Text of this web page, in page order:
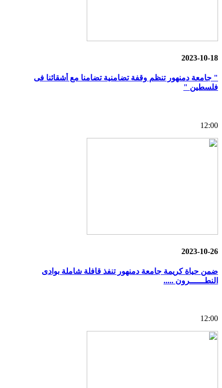
2023-10-18
" جامعة دمنهور تنظم وقفة تضامنية تضامنا مع أشقائنا فى
فلسطين "
12:00
2023-10-26
ضمن حياة كريمة جامعة دمنهور تنفذ قافلة شاملة بوادى
النطــــــرون .....
12:00